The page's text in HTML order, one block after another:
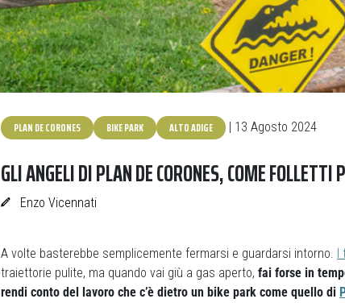
PLAN DE CORONES BIKE PARK ALTO ADIGE | 13 Agosto 2024
GLI ANGELI DI PLAN DE CORONES, COME
Enzo Vicennati
A volte basterebbe semplicemente fermarsi e guardarsi intorno.
traiettorie pulite, ma quando vai giù a gas aperto, fai forse in
rendi conto del lavoro che c’è dietro un bike park come quello di